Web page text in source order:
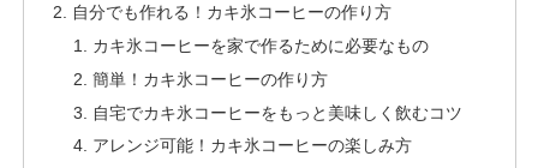
自分でも作れる！カキ氷コーヒーの作り方
カキ氷コーヒーを家で作るために必要なもの
簡単！カキ氷コーヒーの作り方
自宅でカキ氷コーヒーをもっと美味しく飲むコツ
アレンジ可能！カキ氷コーヒーの楽しみ方